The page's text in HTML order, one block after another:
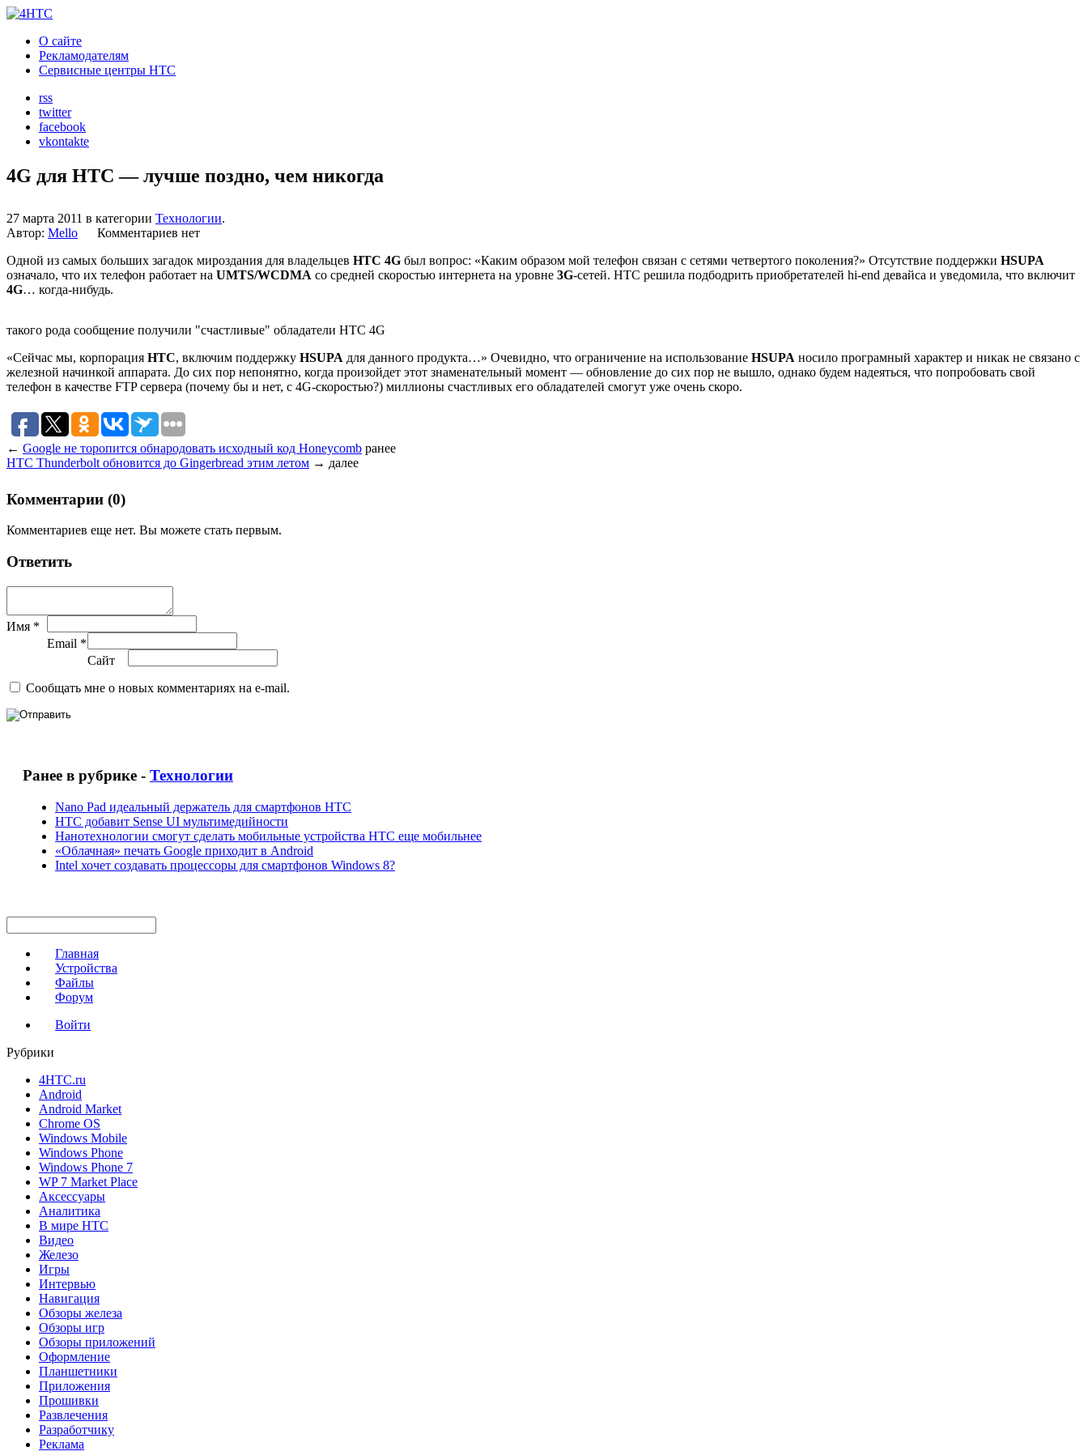
О сайте
Рекламодателям
Сервисные центры HTC
rss
twitter
facebook
vkontakte
4G для HTC — лучше поздно, чем никогда
27 марта 2011 в категории Технологии.
Автор: Mello
Комментариев нет
Одной из самых больших загадок мироздания для владельцев HTC 4G был вопрос: «Каким образом мой телефон связан с сетями четвертого поколения?» Отсутствие поддержки HSUPA
означало, что их телефон работает на UMTS/WCDMA со средней скоростью интернета на уровне 3G-сетей. HTC решила подбодрить приобретателей hi-end девайса и уведомила, что включит
4G… когда-нибудь.
такого рода сообщение получили "счастливые" обладатели HTC 4G
«Сейчас мы, корпорация HTC, включим поддержку HSUPA для данного продукта…» Очевидно, что ограничение на использование HSUPA носило програмный характер и никак не связано с
железной начинкой аппарата. До сих пор непонятно, когда произойдет этот знаменательный момент — обновление до сих пор не вышло, однако будем надеяться, что попробовать свой
телефон в качестве FTP сервера (почему бы и нет, с 4G-скоростью?) миллионы счастливых его обладателей смогут уже очень скоро.
← Google не торопится обнародовать исходный код Honeycomb ранее
HTC Thunderbolt обновится до Gingerbread этим летом → далее
Комментарии (0)
Комментариев еще нет. Вы можете стать первым.
Ответить
Имя *
Email *
Сайт
Сообщать мне о новых комментариях на e-mail.
Ранее в рубрике - Технологии
Nano Pad идеальный держатель для смартфонов HTC
HTC добавит Sense UI мультимедийности
Нанотехнологии смогут сделать мобильные устройства HTC еще мобильнее
«Облачная» печать Google приходит в Android
Intel хочет создавать процессоры для смартфонов Windows 8?
Главная
Устройства
Файлы
Форум
Войти
Рубрики
4HTC.ru
Android
Android Market
Chrome OS
Windows Mobile
Windows Phone
Windows Phone 7
WP 7 Market Place
Аксессуары
Аналитика
В мире HTC
Видео
Железо
Игры
Интервью
Навигация
Обзоры железа
Обзоры игр
Обзоры приложений
Оформление
Планшетники
Приложения
Прошивки
Развлечения
Разработчику
Реклама